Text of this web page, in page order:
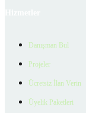
Danışman Bul
Projeler
Ücretsiz İlan Verin
Üyelik Paketleri